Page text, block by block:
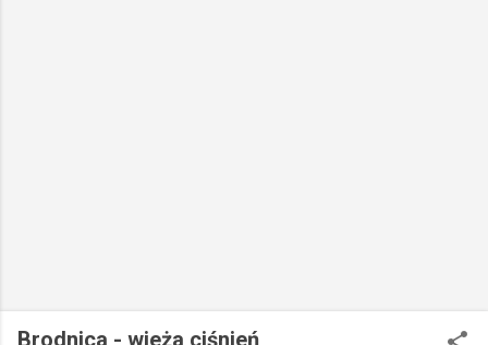
Brodnica - wieża ciśnień